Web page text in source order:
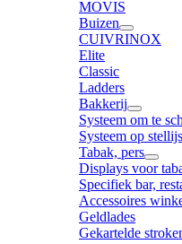
MOVIS
Buizen
CUIVRINOX
Elite
Classic
Ladders
Bakkerij
Systeem om te
Systeem op
Tabak, pers
Displays voor
Specifiek bar,
Accessoires
Geldlades
Gekartelde